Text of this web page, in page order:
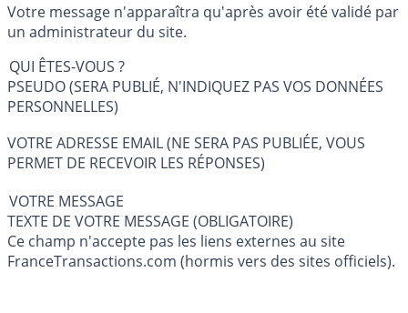
Votre message n'apparaîtra qu'après avoir été validé par
un administrateur du site.
QUI ÊTES-VOUS ?
PSEUDO (SERA PUBLIÉ, N'INDIQUEZ PAS VOS DONNÉES
PERSONNELLES)
VOTRE ADRESSE EMAIL (NE SERA PAS PUBLIÉE, VOUS
PERMET DE RECEVOIR LES RÉPONSES)
VOTRE MESSAGE
TEXTE DE VOTRE MESSAGE (OBLIGATOIRE)
Ce champ n'accepte pas les liens externes au site
FranceTransactions.com (hormis vers des sites officiels).